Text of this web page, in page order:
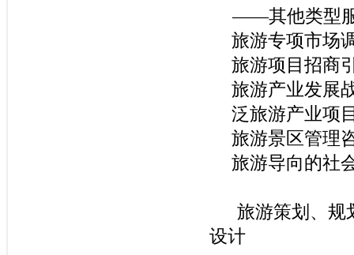
——其他类型
旅游专项市场
旅游项目招商
旅游产业发展
泛旅游产业项
旅游景区管理
旅游导向的社
旅游策划、规
设计